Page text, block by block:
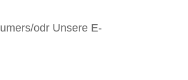
odr Unsere E-